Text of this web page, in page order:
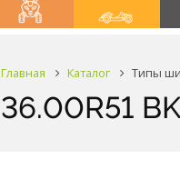
Главная Каталог Типы
36.00R51